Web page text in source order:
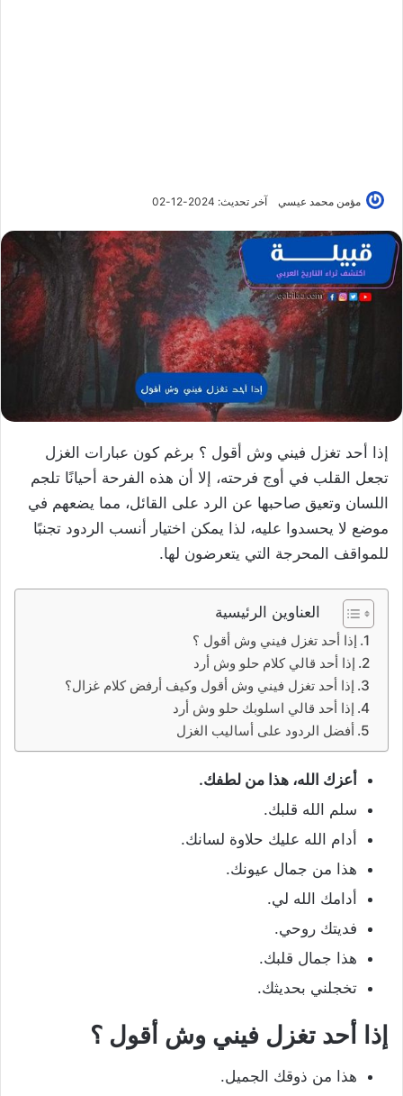
مؤمن محمد عيسي آخر تحديث: 2024-12-02
إذا أحد تغزل فيني وش أقول ؟ برغم كون عبارات الغزل
تجعل القلب في أوج فرحته، إلا أن هذه الفرحة أحيانًا تلجم
اللسان وتعيق صاحبها عن الرد على القائل، مما يضعهم في
موضع لا يحسدوا عليه، لذا يمكن اختيار أنسب الردود تجنبًا
للمواقف المحرجة التي يتعرضون لها.
العناوين الرئيسية
إذا أحد تغزل فيني وش أقول ؟
إذا أحد قالي كلام حلو وش أرد
إذا أحد تغزل فيني وش أقول وكيف أرفض كلام غزال؟
إذا أحد قالي اسلوبك حلو وش أرد
أفضل الردود على أساليب الغزل
أعزك الله، هذا من لطفك.
سلم الله قلبك.
أدام الله عليك حلاوة لسانك.
هذا من جمال عيونك.
أدامك الله لي.
فديتك روحي.
هذا جمال قلبك.
تخجلني بحديثك.
إذا أحد تغزل فيني وش أقول ؟
هذا من ذوقك الجميل.